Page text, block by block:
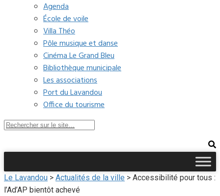
Agenda
École de voile
Villa Théo
Pôle musique et danse
Cinéma Le Grand Bleu
Bibliothèque municipale
Les associations
Port du Lavandou
Office du tourisme
Le Lavandou > Actualités de la ville > Accessibilité pour tous :
l’Ad’AP bientôt achevé